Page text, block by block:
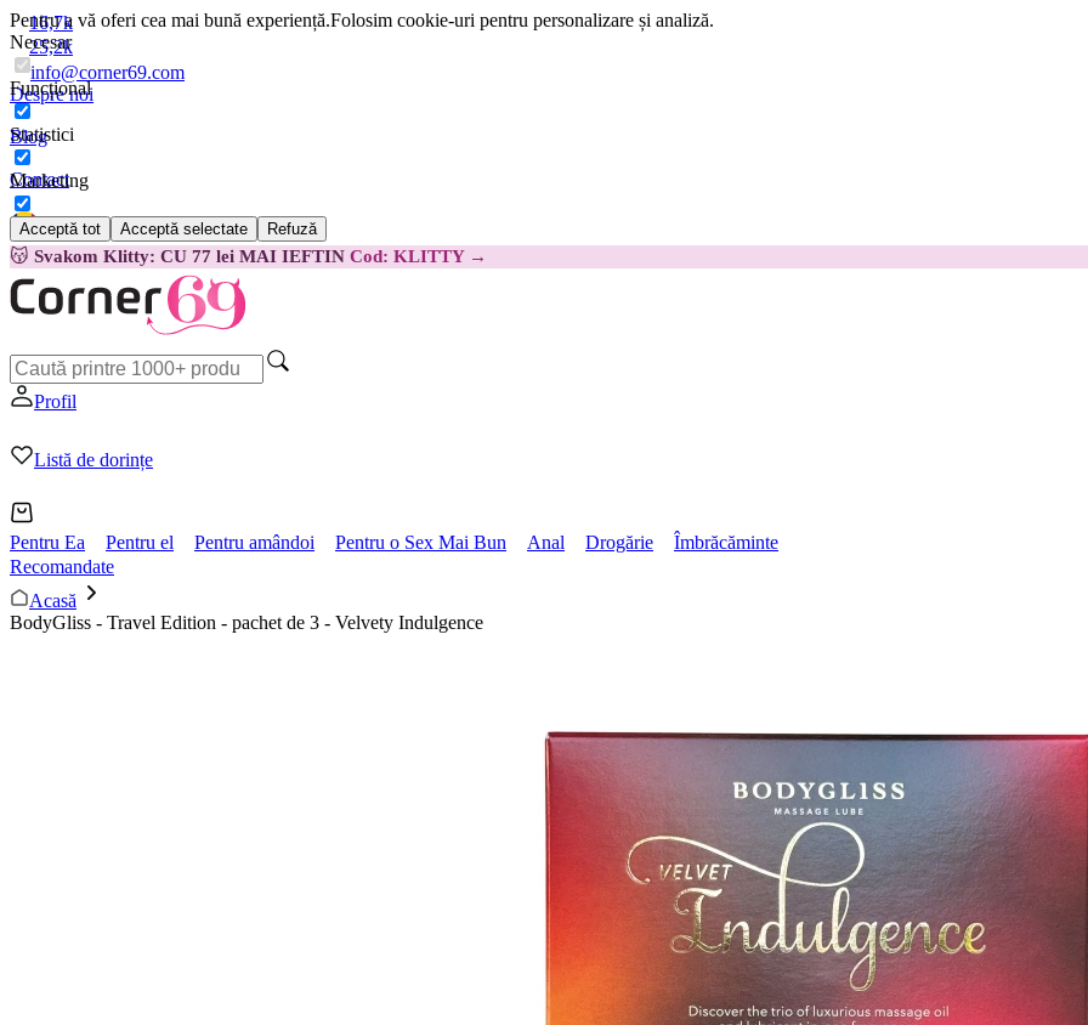
Pentru a vă oferi cea mai bună experiență.Folosim cookie-uri pentru personalizare și analiză.
Necesar
Funcțional
Statistici
Marketing
Acceptă tot Acceptă selectate Refuză
16,7k
25,2k
info@corner69.com
Despre noi
Blog
Contact
Română
😽 Svakom Klitty: CU 77 lei MAI IEFTIN Cod: KLITTY →
Profil
Listă de dorințe
Pentru Ea Pentru el Pentru amândoi Pentru o Sex Mai Bun Anal Drogărie
Îmbrăcăminte
Recomandate
Acasă
BodyGliss - Travel Edition - pachet de 3 - Velvety Indulgence